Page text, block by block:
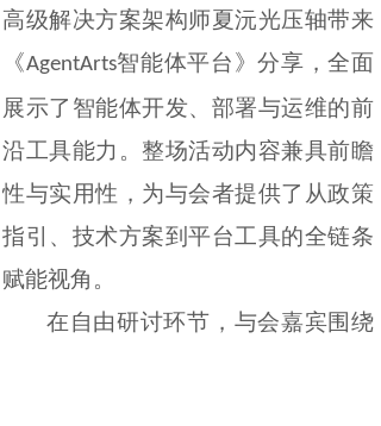
高级解决方案架构师夏沅光压轴带来
《AgentArts智能体平台》分享，全面
展示了智能体开发、部署与运维的前
沿工具能力。整场活动内容兼具前瞻
性与实用性，为与会者提供了从政策
指引、技术方案到平台工具的全链条
赋能视角。
在自由研讨环节，与会嘉宾围绕